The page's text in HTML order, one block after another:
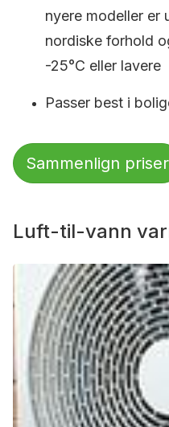
nyere modeller er
nordiske forhold
-25°C eller lavere
Passer best i
Sammenlign priser
Luft-til-vann